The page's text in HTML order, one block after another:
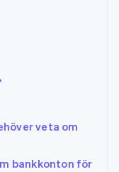
veta om
bankkonton för